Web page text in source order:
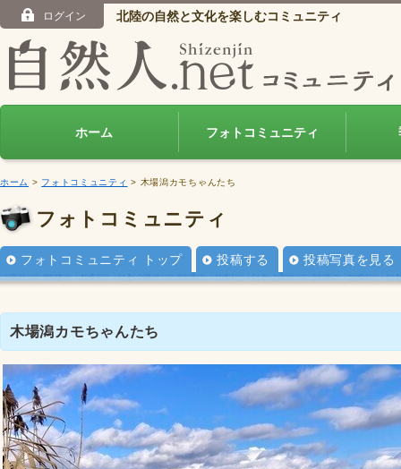
ログイン 北陸の自然と文化を楽しむコミュニティ
ホーム フォトコミュニティ
ホーム > フォトコミュニティ > 木場潟カモちゃんたち
フォトコミュニティ
フォトコミュニティ トップ 投稿する 投稿写真を見る
木場潟カモちゃんたち